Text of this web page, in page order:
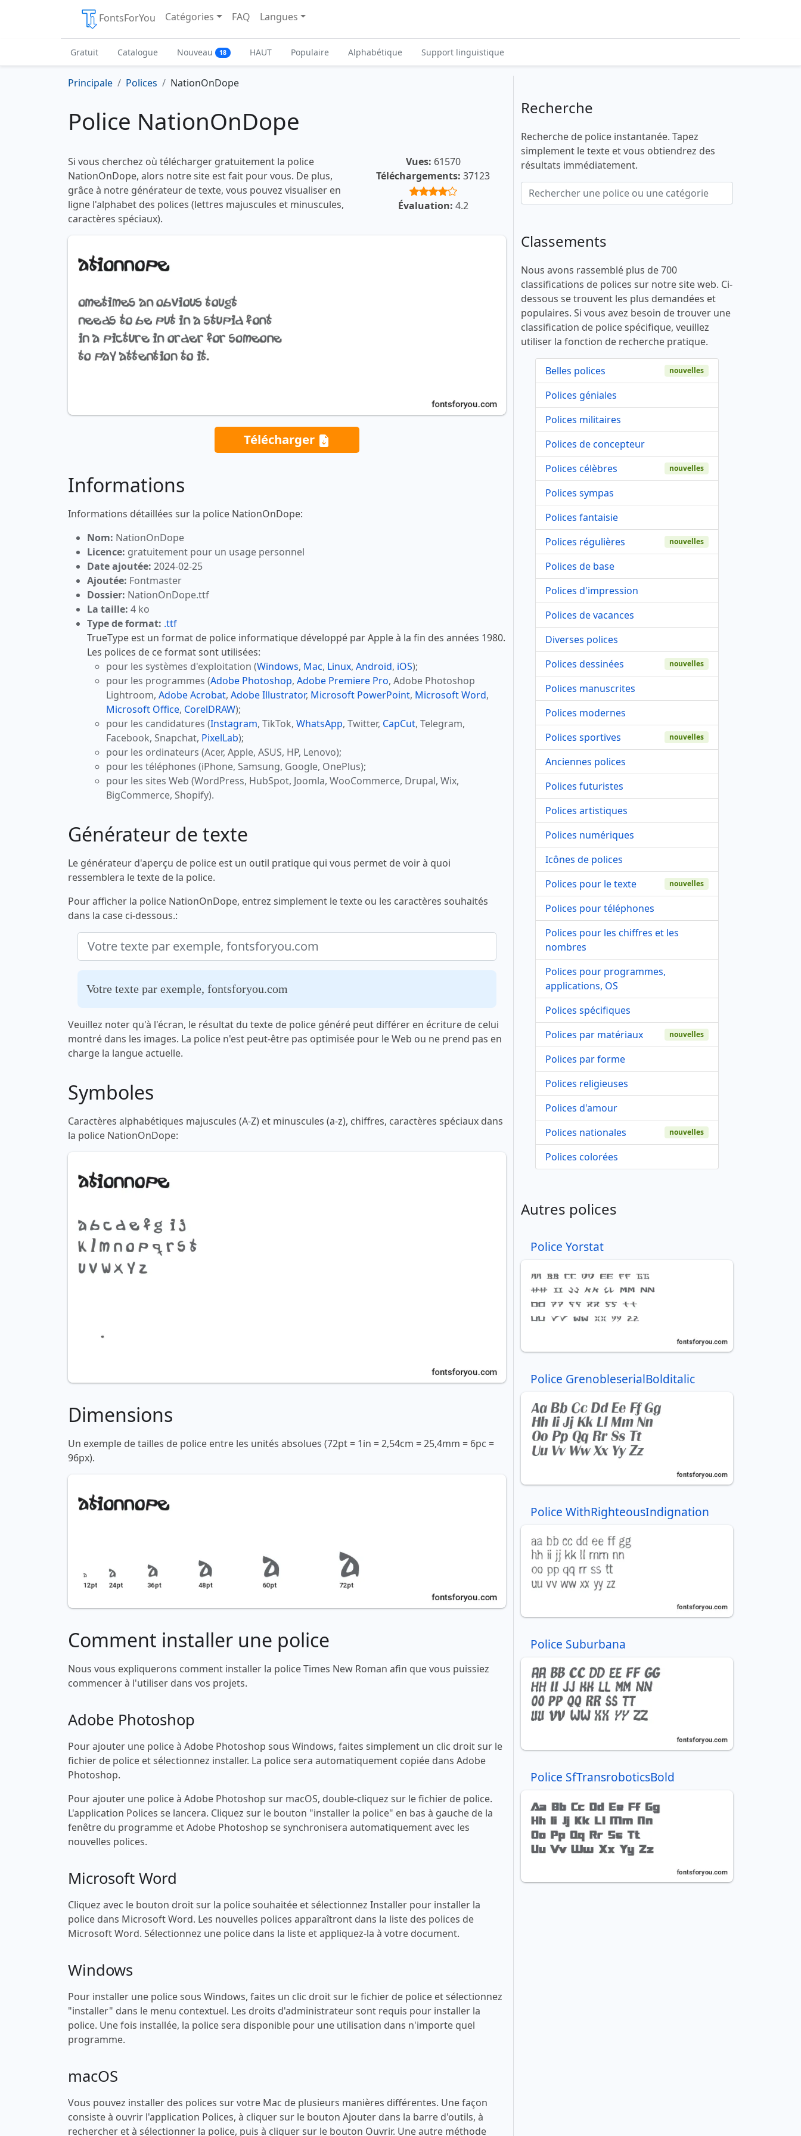
FontsForYou Catégories FAQ Langues
Gratuit Catalogue Nouveau 18 HAUT Populaire Alphabétique Support linguistique
Principale Polices NationOnDope
Police NationOnDope
Si vous cherchez où télécharger gratuitement la police
NationOnDope, alors notre site est fait pour vous. De plus,
grâce à notre générateur de texte, vous pouvez visualiser en
ligne l'alphabet des polices (lettres majuscules et minuscules,
caractères spéciaux).
Vues: 61570
Téléchargements: 37123
Évaluation: 4.2
Télécharger
Informations
Informations détaillées sur la police NationOnDope:
Nom: NationOnDope
Licence: gratuitement pour un usage personnel
Date ajoutée: 2024-02-25
Ajoutée: Fontmaster
Dossier: NationOnDope.ttf
La taille: 4 ko
Type de format: .ttf
TrueType est un format de police informatique développé par Apple à la fin des années 1980.
Les polices de ce format sont utilisées:
pour les systèmes d'exploitation (Windows, Mac, Linux, Android, iOS);
pour les programmes (Adobe Photoshop, Adobe Premiere Pro, Adobe Photoshop
Lightroom, Adobe Acrobat, Adobe Illustrator, Microsoft PowerPoint, Microsoft Word,
Microsoft Office, CorelDRAW);
pour les candidatures (Instagram, TikTok, WhatsApp, Twitter, CapCut, Telegram,
Facebook, Snapchat, PixelLab);
pour les ordinateurs (Acer, Apple, ASUS, HP, Lenovo);
pour les téléphones (iPhone, Samsung, Google, OnePlus);
pour les sites Web (WordPress, HubSpot, Joomla, WooCommerce, Drupal, Wix,
BigCommerce, Shopify).
Générateur de texte
Le générateur d'aperçu de police est un outil pratique qui vous permet de voir à quoi
ressemblera le texte de la police.
Pour afficher la police NationOnDope, entrez simplement le texte ou les caractères souhaités
dans la case ci-dessous.:
Votre texte par exemple, fontsforyou.com
Veuillez noter qu'à l'écran, le résultat du texte de police généré peut différer en écriture de celui
montré dans les images. La police n'est peut-être pas optimisée pour le Web ou ne prend pas en
charge la langue actuelle.
Symboles
Caractères alphabétiques majuscules (A-Z) et minuscules (a-z), chiffres, caractères spéciaux dans
la police NationOnDope:
Dimensions
Un exemple de tailles de police entre les unités absolues (72pt = 1in = 2,54cm = 25,4mm = 6pc =
96px).
Comment installer une police
Nous vous expliquerons comment installer la police Times New Roman afin que vous puissiez
commencer à l'utiliser dans vos projets.
Adobe Photoshop
Pour ajouter une police à Adobe Photoshop sous Windows, faites simplement un clic droit sur le
fichier de police et sélectionnez installer. La police sera automatiquement copiée dans Adobe
Photoshop.
Pour ajouter une police à Adobe Photoshop sur macOS, double-cliquez sur le fichier de police.
L'application Polices se lancera. Cliquez sur le bouton "installer la police" en bas à gauche de la
fenêtre du programme et Adobe Photoshop se synchronisera automatiquement avec les
nouvelles polices.
Microsoft Word
Cliquez avec le bouton droit sur la police souhaitée et sélectionnez Installer pour installer la
police dans Microsoft Word. Les nouvelles polices apparaîtront dans la liste des polices de
Microsoft Word. Sélectionnez une police dans la liste et appliquez-la à votre document.
Windows
Pour installer une police sous Windows, faites un clic droit sur le fichier de police et sélectionnez
"installer" dans le menu contextuel. Les droits d'administrateur sont requis pour installer la
police. Une fois installée, la police sera disponible pour une utilisation dans n'importe quel
programme.
macOS
Vous pouvez installer des polices sur votre Mac de plusieurs manières différentes. Une façon
consiste à ouvrir l'application Polices, à cliquer sur le bouton Ajouter dans la barre d'outils, à
rechercher et à sélectionner la police, puis à cliquer sur le bouton Ouvrir. Une autre méthode
Recherche
Recherche de police instantanée. Tapez
simplement le texte et vous obtiendrez des
résultats immédiatement.
Classements
Nous avons rassemblé plus de 700
classifications de polices sur notre site web. Ci-
dessous se trouvent les plus demandées et
populaires. Si vous avez besoin de trouver une
classification de police spécifique, veuillez
utiliser la fonction de recherche pratique.
Belles polices nouvelles
Polices géniales
Polices militaires
Polices de concepteur
Polices célèbres
nouvelles
Polices sympas
Polices fantaisie
Polices régulières
nouvelles
Polices de base
Polices d'impression
Polices de vacances
Diverses polices
Polices dessinées
nouvelles
Polices manuscrites
Polices modernes
Polices sportives
nouvelles
Anciennes polices
Polices futuristes
Polices artistiques
Polices numériques
Icônes de polices
Polices pour le texte
nouvelles
Polices pour téléphones
Polices pour les chiffres et les
nombres
Polices pour programmes,
applications, OS
Polices spécifiques
Polices par matériaux
nouvelles
Polices par forme
Polices religieuses
Polices d'amour
Polices nationales
nouvelles
Polices colorées
Autres polices
Police Yorstat
Police GrenobleserialBolditalic
Police WithRighteousIndignation
Police Suburbana
Police SfTransroboticsBold